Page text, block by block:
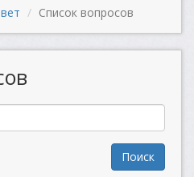
Список вопросов
Поиск